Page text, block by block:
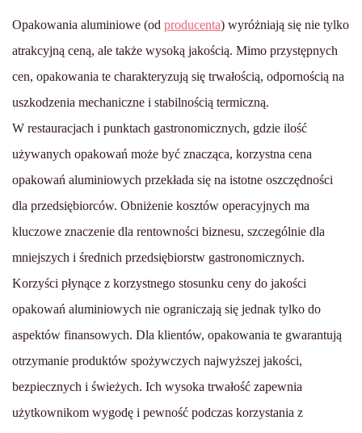
Opakowania aluminiowe (od producenta) wyróżniają się nie tylko
atrakcyjną ceną, ale także wysoką jakością. Mimo przystępnych
cen, opakowania te charakteryzują się trwałością, odpornością na
uszkodzenia mechaniczne i stabilnością termiczną.
W restauracjach i punktach gastronomicznych, gdzie ilość
używanych opakowań może być znacząca, korzystna cena
opakowań aluminiowych przekłada się na istotne oszczędności
dla przedsiębiorców. Obniżenie kosztów operacyjnych ma
kluczowe znaczenie dla rentowności biznesu, szczególnie dla
mniejszych i średnich przedsiębiorstw gastronomicznych.
Korzyści płynące z korzystnego stosunku ceny do jakości
opakowań aluminiowych nie ograniczają się jednak tylko do
aspektów finansowych. Dla klientów, opakowania te gwarantują
otrzymanie produktów spożywczych najwyższej jakości,
bezpiecznych i świeżych. Ich wysoka trwałość zapewnia
użytkownikom wygodę i pewność podczas korzystania z